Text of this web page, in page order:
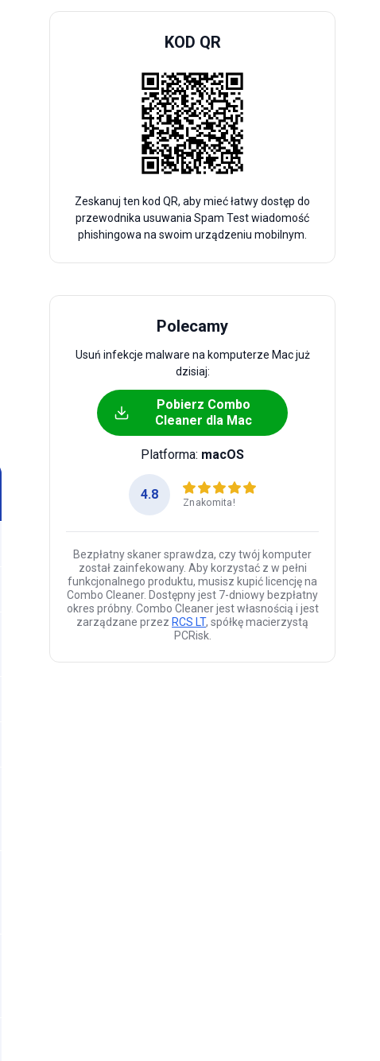
KOD QR
Zeskanuj ten kod QR, aby mieć łatwy dostęp do
przewodnika usuwania Spam Test wiadomość
phishingowa na swoim urządzeniu mobilnym.
Polecamy
Usuń infekcje malware na komputerze Mac już
dzisiaj:
Pobierz Combo
Cleaner dla Mac
Platforma: macOS
4.8
Znakomita!
Bezpłatny skaner sprawdza, czy twój komputer
został zainfekowany. Aby korzystać z w pełni
funkcjonalnego produktu, musisz kupić licencję na
Combo Cleaner. Dostępny jest 7-dniowy bezpłatny
okres próbny. Combo Cleaner jest własnością i jest
zarządzane przez RCS LT, spółkę macierzystą
PCRisk.